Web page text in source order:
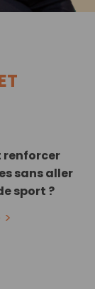
renforcer
sans aller
sport ?